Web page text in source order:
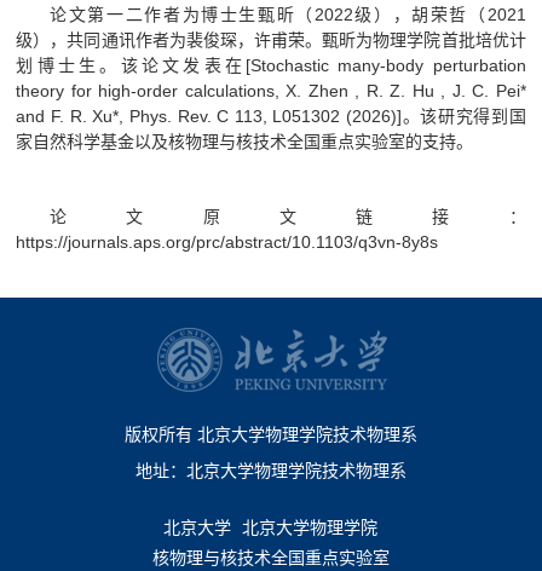
论文第一二作者为博士生甄昕（2022级），胡荣哲（2021
级），共同通讯作者为裴俊琛，许甫荣。甄昕为物理学院首批培优计
划博士生。该论文发表在[Stochastic many-body perturbation
theory for high-order calculations, X. Zhen , R. Z. Hu , J. C. Pei*
and F. R. Xu*, Phys. Rev. C 113, L051302 (2026)]。该研究得到国
家自然科学基金以及核物理与核技术全国重点实验室的支持。
论文原文链接：
https://journals.aps.org/prc/abstract/10.1103/q3vn-8y8s
版权所有 北京大学物理学院技术物理系
地址：北京大学物理学院技术物理系
北京大学 北京大学物理学院
核物理与核技术全国重点实验室